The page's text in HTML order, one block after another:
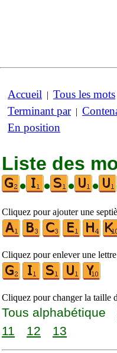
Accueil | Tous les mots
Terminant par|
En position
Liste des
•
• • •
Cliquez pour ajouter une
Cliquez pour enlever une lettre
Cliquez pour changer la taille
Tous alphabétique
11
12 13